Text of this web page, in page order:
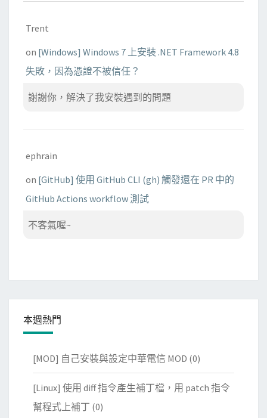
Trent
on [Windows] Windows 7 上安裝 .NET Framework 4.8
失敗，因為憑證不被信任？
謝謝你，解決了我安裝遇到的問題
ephrain
on [GitHub] 使用 GitHub CLI (gh) 觸發還在 PR 中的
GitHub Actions workflow 測試
不客氣喔~
本週熱門
[MOD] 自己安裝與設定中華電信 MOD (0)
[Linux] 使用 diff 指令產生補丁檔，用 patch 指令
幫程式上補丁 (0)